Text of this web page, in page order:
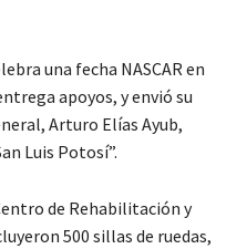
una fecha NASCAR en
apoyos, y envió su
Arturo Elías Ayub,
Luis Potosí”.
de Rehabilitación y
500 sillas de ruedas,